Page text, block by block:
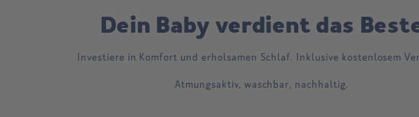
Dein Baby verdient das
Investiere in Komfort und erholsamen Schlaf. Inklusive kostenlosem
Atmungsaktiv, waschbar, nachhaltig.